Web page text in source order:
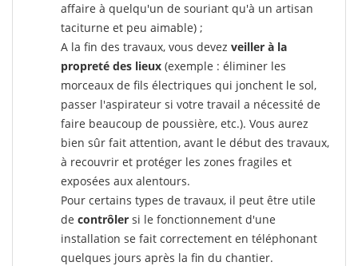
affaire à quelqu'un de souriant qu'à un artisan
taciturne et peu aimable) ;
A la fin des travaux, vous devez veiller à la
propreté des lieux (exemple : éliminer les
morceaux de fils électriques qui jonchent le sol,
passer l'aspirateur si votre travail a nécessité de
faire beaucoup de poussière, etc.). Vous aurez
bien sûr fait attention, avant le début des travaux,
à recouvrir et protéger les zones fragiles et
exposées aux alentours.
Pour certains types de travaux, il peut être utile
de contrôler si le fonctionnement d'une
installation se fait correctement en téléphonant
quelques jours après la fin du chantier.